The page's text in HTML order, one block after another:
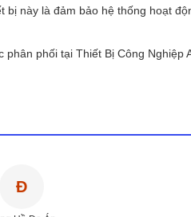
này là đảm bảo hệ thống hoạt
phối tại Thiết Bị Công
Đ